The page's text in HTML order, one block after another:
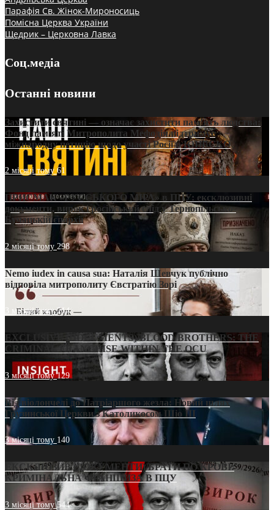
Парафія Св. Жінок-Мироносиць
Помісна Церква України
Щедрик – Церковна Лавка
Соц.медіа
Останні новини
Захистити святині — означає захистити пам’ять людства:
Фонд пам’яті Митрополита Мефодія підтримує
міжнародну петицію щодо участі Росії в ЮНЕСКО
2 місяці тому61
ПРИСМАК «РУССЬКОГО МІРА» в ПЦУ: ексклюзивні
документи, вирок і російський слід у Тернопільсько-
Бучацькій єпархії
2 місяці тому 298
Nemo iudex in causa sua: Наталія Шевчук публічно
відповіла митрополиту Євстратію Зорі
3 місяці тому214
EXCLUSIVE (DOCUMENTS)/BLOOD BROTHERS: THE
CRIMINAL FRANCHISE WITHIN THE OCU
3 місяці тому129
Від віолончелі до Патріаршого жезла: Новий шлях
Грузинської Церкви з Католикосом Шіо III
3 місяці тому 140
ЕКСКЛЮЗИВ (ДОКУМЕНТИ)/БРАТИ ПО КРОВІ:
КРИМІНАЛЬНА ФРАНШИЗА В ПЦУ
3 місяці тому544